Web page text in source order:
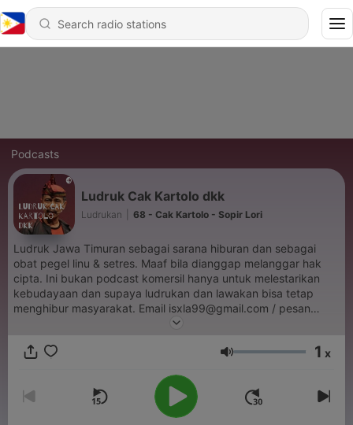
Podcasts
Ludruk Cak Kartolo dkk
Ludrukan 68 - Cak Kartolo - Sopir Lori
Ludruk Jawa Timuran sebagai sarana hiburan dan sebagai
obat pegel linu & setres. Maaf bila dianggap melanggar hak
cipta. Ini bukan podcast komersil hanya untuk melestarikan
kebudayaan dan supaya ludrukan dan lawakan bisa tetap
menghibur masyarakat. Email isxla99@gmail.com / pesan
Volume 1 x